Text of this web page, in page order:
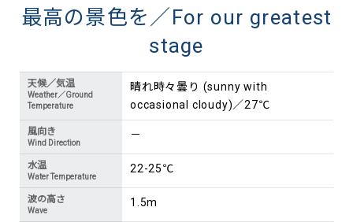
最高の景色を／For our greatest
stage
天候／気温
Weather／Ground
Temperature
晴れ時々曇り (sunny with
occasional cloudy)／27℃
風向き
Wind Direction
－
水温
Water Temperature
22-25℃
波の高さ
Wave
1.5m